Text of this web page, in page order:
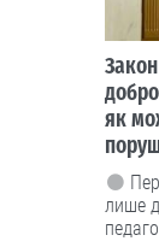
як
лише